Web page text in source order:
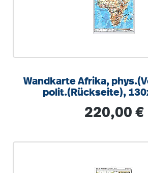
Wandkarte Afrika,
polit.(Rückseite),
Regulärer Preis:
220,00 €